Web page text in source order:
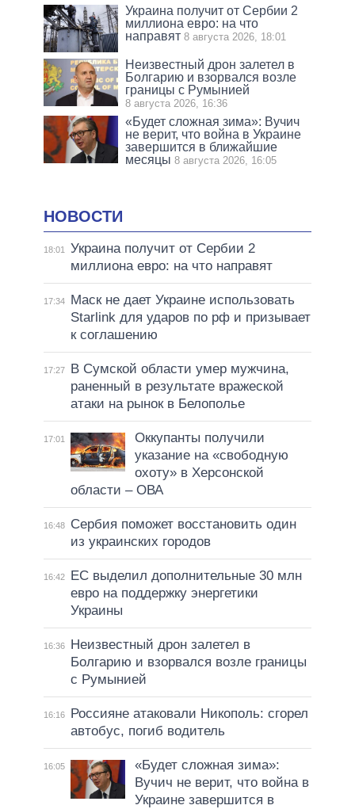
Украина получит от Сербии 2
миллиона евро: на что
направят 8 августа 2026, 18:01
Неизвестный дрон залетел в
Болгарию и взорвался возле
границы с Румынией
8 августа 2026, 16:36
«Будет сложная зима»: Вучич
не верит, что война в Украине
завершится в ближайшие
месяцы 8 августа 2026, 16:05
НОВОСТИ
18:01 Украина получит от Сербии 2
миллиона евро: на что направят
17:34
Маск не дает Украине использовать
Starlink для ударов по рф и призывает
к соглашению
17:27
В Сумской области умер мужчина,
раненный в результате вражеской
атаки на рынок в Белополье
17:01
Оккупанты получили
указание на «свободную
охоту» в Херсонской
области – ОВА
16:48
Сербия поможет восстановить один
из украинских городов
16:42
ЕС выделил дополнительные 30 млн
евро на поддержку энергетики
Украины
16:36
Неизвестный дрон залетел в
Болгарию и взорвался возле границы
с Румынией
16:16
Россияне атаковали Никополь: сгорел
автобус, погиб водитель
16:05
«Будет сложная зима»:
Вучич не верит, что война в
Украине завершится в